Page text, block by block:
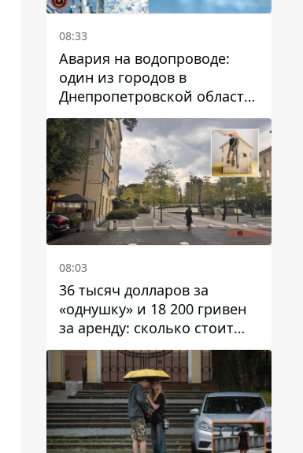
08:33
Авария на водопроводе:
один из городов в
Днепропетровской области
остался без воды
08:03
36 тысяч долларов за
«однушку» и 18 200 гривен
за аренду: сколько стоит
жилье в Днепропетровской
области